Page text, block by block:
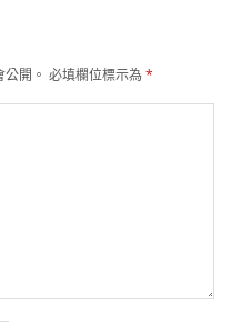
開。 必填欄位標示為*